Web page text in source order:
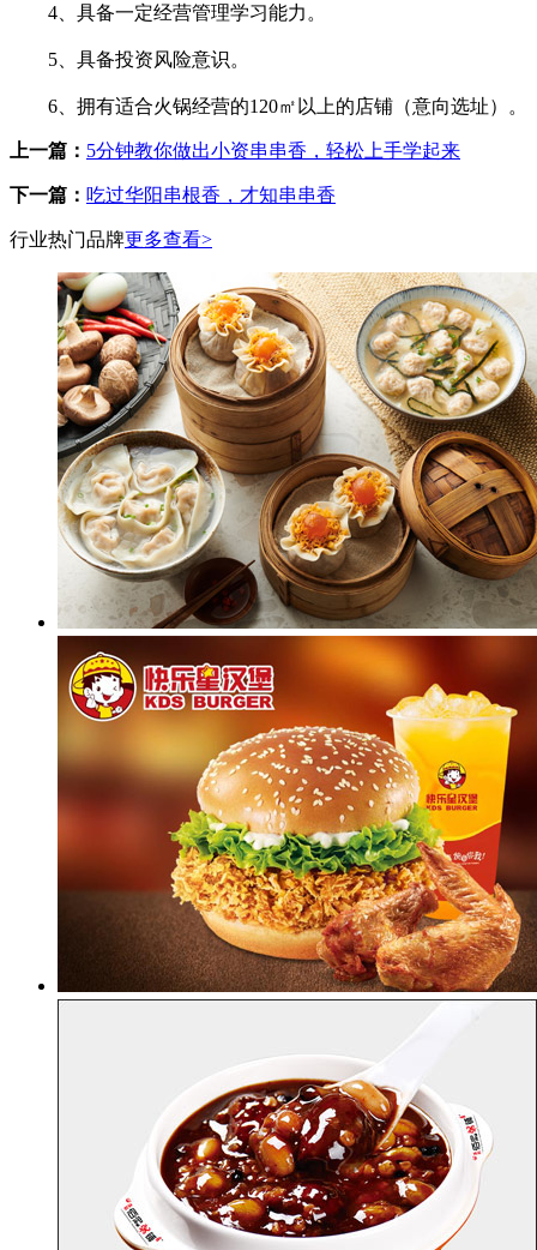
4、具备一定经营管理学习能力。
5、具备投资风险意识。
6、拥有适合火锅经营的120㎡以上的店铺（意向选址）。
上一篇： 5分钟教你做出小资串串香，轻松上手学起来
下一篇： 吃过华阳串根香，才知串串香
行业热门品牌更多查看>